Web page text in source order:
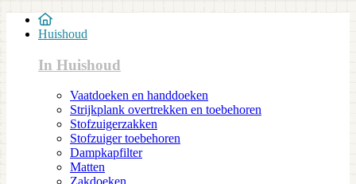
Huishoud
In Huishoud
Vaatdoeken en handdoeken
Strijkplank overtrekken en toebehoren
Stofzuigerzakken
Stofzuiger toebehoren
Dampkapfilter
Matten